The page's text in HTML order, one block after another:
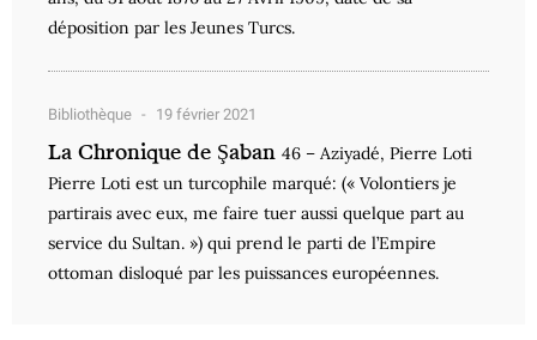
déposition par les Jeunes Turcs.
Bibliothèque 19 février 2021
La Chronique de Şaban 46 – Aziyadé, Pierre Loti
Pierre Loti est un turcophile marqué: (« Volontiers je
partirais avec eux, me faire tuer aussi quelque part au
service du Sultan. ») qui prend le parti de l’Empire
ottoman disloqué par les puissances européennes.